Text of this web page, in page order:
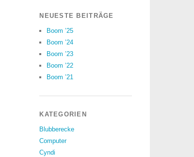
NEUESTE BEITRÄGE
Boom ’25
Boom ’24
Boom ’23
Boom ’22
Boom ’21
KATEGORIEN
Blubberecke
Computer
Cyndi